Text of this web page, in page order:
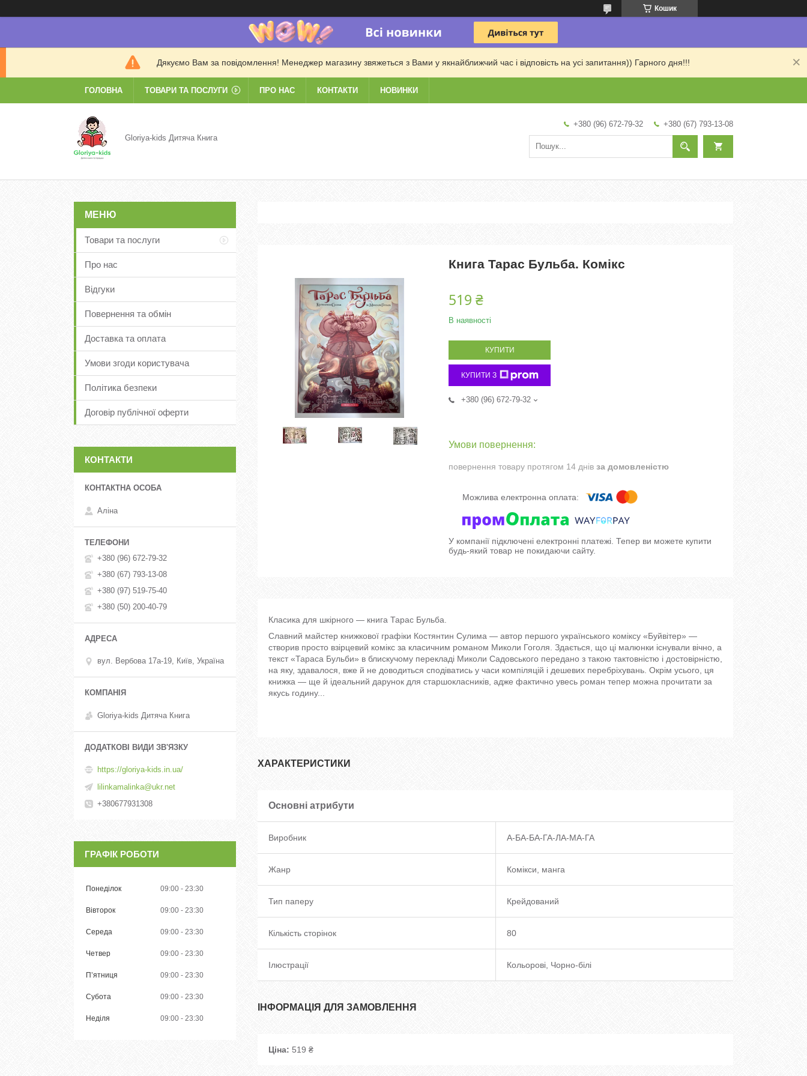
Кошик
Дякуємо Вам за повідомлення! Менеджер магазину звяжеться з Вами у якнайближчий час і відповість на усі запитання)) Гарного дня!!!
ГОЛОВНА ТОВАРИ ТА ПОСЛУГИ ПРО НАС КОНТАКТИ НОВИНКИ
Gloriya-kids Дитяча Книга
+380 (96) 672-79-32 +380 (67) 793-13-08
Книга Тарас Бульба. Комікс
519 ₴
В наявності
КУПИТИ
КУПИТИ З
+380 (96) 672-79-32
повернення товару протягом 14 днів за домовленістю
У компанії підключені електронні платежі. Тепер ви можете купити
будь-який товар не покидаючи сайту.
Класика для шкірного — книга Тарас Бульба.
Славний майстер книжкової графіки Костянтин Сулима — автор першого українського коміксу «Буйвітер» —
створив просто взірцевий комікс за класичним романом Миколи Гоголя. Здається, що ці малюнки існували вічно, а
текст «Тараса Бульби» в блискучому перекладі Миколи Садовського передано з такою тактовністю і достовірністю,
на яку, здавалося, вже й не доводиться сподіватись у часи компіляцій і дешевих перебріхувань. Окрім усього, ця
книжка — ще й ідеальний дарунок для старшокласників, адже фактично увесь роман тепер можна прочитати за
якусь годину...
ХАРАКТЕРИСТИКИ
Основні атрибути
Виробник А-БА-БА-ГА-ЛА-МА-ГА
Жанр Комікси, манга
Тип паперу Крейдований
Кількість сторінок 80
Ілюстрації Кольорові, Чорно-білі
ІНФОРМАЦІЯ ДЛЯ ЗАМОВЛЕННЯ
Ціна: 519 ₴
Товари та послуги
Про нас
Відгуки
Повернення та обмін
Доставка та оплата
Умови згоди користувача
Політика безпеки
Договір публічної оферти
КОНТАКТИ
Аліна
+380 (96) 672-79-32
+380 (67) 793-13-08
+380 (97) 519-75-40
+380 (50) 200-40-79
вул. Вербова 17а-19, Київ, Україна
Gloriya-kids Дитяча Книга
https://gloriya-kids.in.ua/
lilinkamalinka@ukr.net
+380677931308
ГРАФІК РОБОТИ
Понеділок 09:00 23:30
Вівторок 09:00 23:30
Середа 09:00 23:30
Четвер 09:00 23:30
Пʼятниця 09:00 23:30
Субота 09:00 23:30
Неділя 09:00 23:30